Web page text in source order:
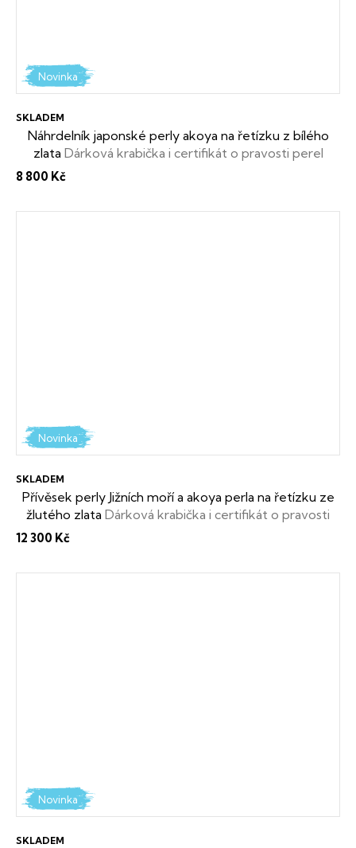
Novinka
Náhrdelník japonské perly akoya na řetízku z bílého
zlata Dárková krabička i certifikát o pravosti perel
SKLADEM
8 800 Kč
Novinka
Přívěsek perly Jižních moří a akoya perla na řetízku ze
žlutého zlata Dárková krabička i certifikát o pravosti
SKLADEM
12 300 Kč
Novinka
SKLADEM